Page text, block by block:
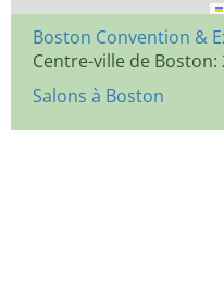
Boston Convention &
Centre-ville de
Salons à Boston